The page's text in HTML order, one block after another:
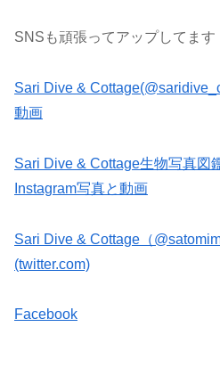
SNSも頑張ってアップしてます
Sari Dive &
動画
Sari Dive & Cottage生物写真図
Instagram写真と動画
Sari Dive & Cottage（
(twitter.com)
Facebook